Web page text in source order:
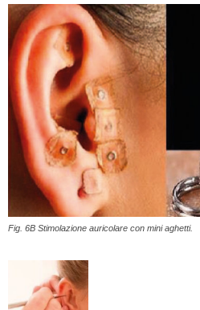
Fig. 6B Stimolazione auricolare con mini aghetti.